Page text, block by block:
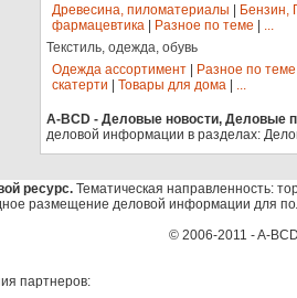
Древесина, пиломатериалы
Бензин,
фармацевтика
Разное по теме
...
Текстиль, одежда, обувь
Одежда ассортимент
Разное по теме
скатерти
Товары для дома ...
A-BCD - Деловые новости, Деловые
деловой информации в разделах:
ресурс. Тематическая направленность:
размещение деловой информации для
© 2006-2011 - A-
партнеров: